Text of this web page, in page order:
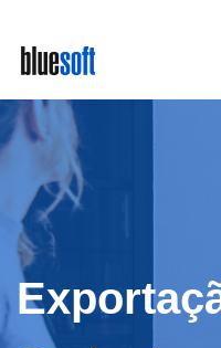
main
content